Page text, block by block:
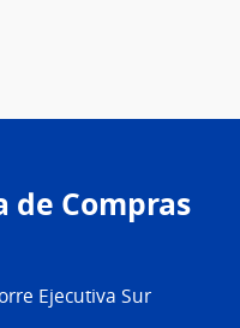
de Compras
Ejecutiva Sur